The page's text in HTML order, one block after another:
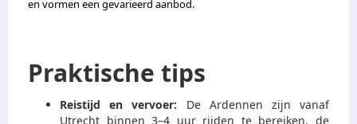
en vormen een gevarieerd aanbod.
Praktische tips
Reistijd en vervoer: De Ardennen zijn vanaf
Utrecht binnen 3–4 uur rijden te bereiken, de